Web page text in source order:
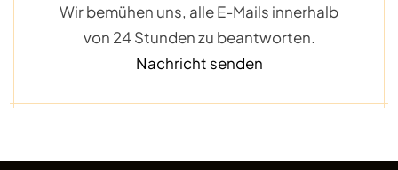
Wir bemühen uns, alle E-Mails innerhalb
von 24 Stunden zu beantworten.
Nachricht senden